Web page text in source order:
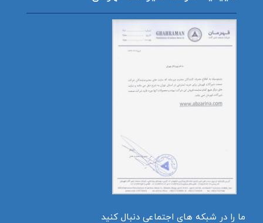
ما را در شبکه های اجتماعی دنبال کنید